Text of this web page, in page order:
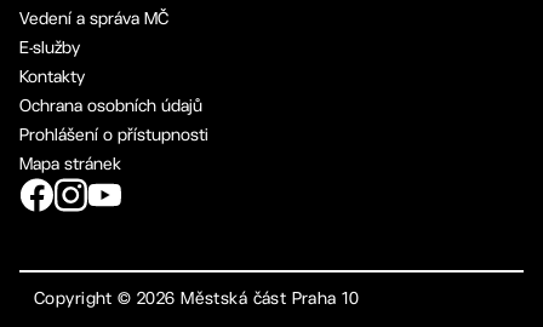
Vedení a správa MČ
E-služby
Kontakty
Ochrana osobních údajů
Prohlášení o přístupnosti
Mapa stránek
Copyright ©2026 Městská část Praha 10